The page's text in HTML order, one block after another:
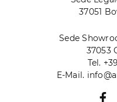
37051
Sede
37053
Tel.
E-Mail.